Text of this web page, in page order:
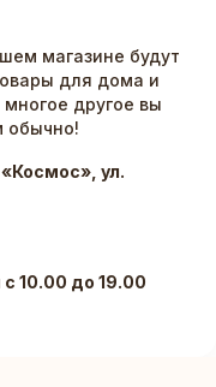
магазине будут
для дома и
другое вы
обычно!
ул.
10.00 до 19.00